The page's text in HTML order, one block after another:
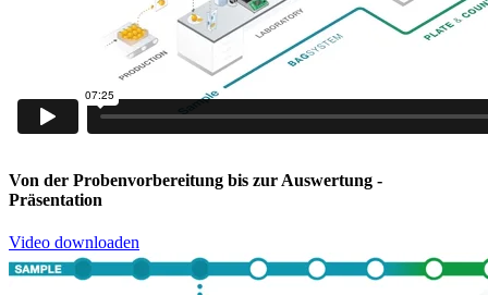
Von der Probenvorbereitung bis zur Auswertung -
Präsentation
Video downloaden